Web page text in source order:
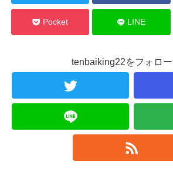
Pocket LINE
tenbaiking22をフォロ